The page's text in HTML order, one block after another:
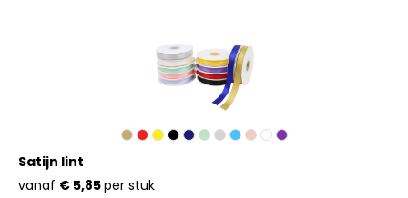
Satijn lint
vanaf € 5,85per stuk